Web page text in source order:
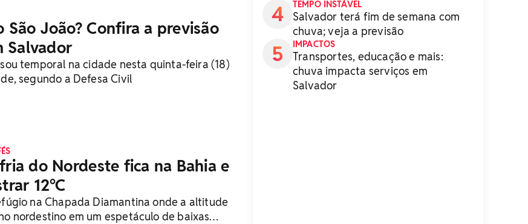
São João? Confira a previsão
Salvador
temporal na cidade nesta quinta-feira (18)
segundo a Defesa Civil
do Nordeste fica na Bahia e
12°C
na Chapada Diamantina onde a altitude
nordestino em um espetáculo de baixas
TEMPO INSTÁVEL
Salvador terá fim de semana com
chuva; veja a previsão
IMPACTOS
Transportes, educação e mais:
chuva impacta serviços em
Salvador